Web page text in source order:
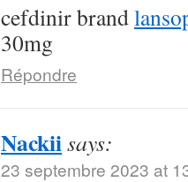
cefdinir brand
30mg
Répondre
Nackiisays:
23 septembre 2023 at